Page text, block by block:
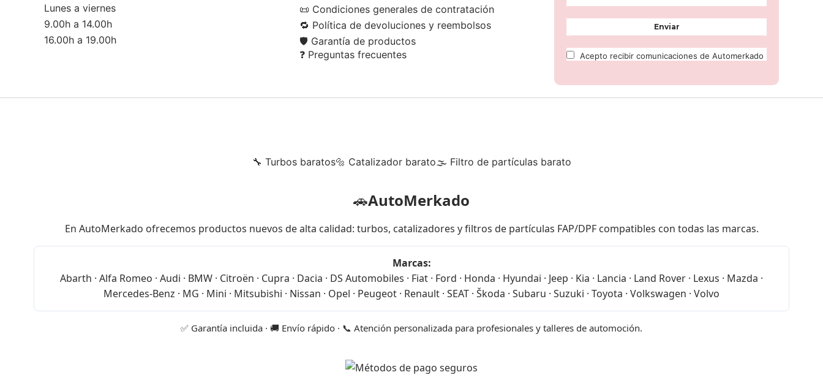
Lunes a viernes
9.00h a 14.00h
16.00h a 19.00h
📜 Condiciones generales de contratación
🔁 Política de devoluciones y reembolsos
🛡️ Garantía de productos
❓Preguntas frecuentes Acepto recibir comunicaciones de Automerkado
🔧 Turbos baratos🔩 Catalizador barato🌫 Filtro de partículas barato
🚗AutoMerkado
En AutoMerkado ofrecemos productos nuevos de alta calidad: turbos, catalizadores y filtros de partículas FAP/DPF compatibles con todas las marcas.
Marcas:
Abarth · Alfa Romeo · Audi · BMW · Citroën · Cupra · Dacia · DS Automobiles · Fiat · Ford · Honda · Hyundai · Jeep · Kia · Lancia · Land Rover · Lexus · Mazda ·
Mercedes-Benz · MG · Mini · Mitsubishi · Nissan · Opel · Peugeot · Renault · SEAT · Škoda · Subaru · Suzuki · Toyota · Volkswagen · Volvo
✅ Garantía incluida · 🚚 Envío rápido · 📞 Atención personalizada para profesionales y talleres de automoción.